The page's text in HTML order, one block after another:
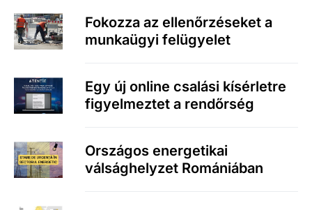
Fokozza az ellenőrzéseket a
munkaügyi felügyelet
Egy új online csalási kísérletre
figyelmeztet a rendőrség
Országos energetikai
válsághelyzet Romániában